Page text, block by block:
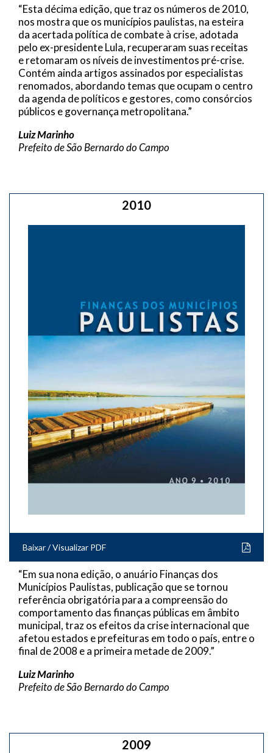
“Esta décima edição, que traz os números de 2010,
nos mostra que os municípios paulistas, na esteira
da acertada política de combate à crise, adotada
pelo ex-presidente Lula, recuperaram suas receitas
e retomaram os níveis de investimentos pré-crise.
Contém ainda artigos assinados por especialistas
renomados, abordando temas que ocupam o centro
da agenda de políticos e gestores, como consórcios
públicos e governança metropolitana.”
Luiz Marinho
Prefeito de São Bernardo do Campo
2010
Baixar / Visualizar PDF
“Em sua nona edição, o anuário Finanças dos
Municípios Paulistas, publicação que se tornou
referência obrigatória para a compreensão do
comportamento das finanças públicas em âmbito
municipal, traz os efeitos da crise internacional que
afetou estados e prefeituras em todo o país, entre o
final de 2008 e a primeira metade de 2009.”
Luiz Marinho
Prefeito de São Bernardo do Campo
2009